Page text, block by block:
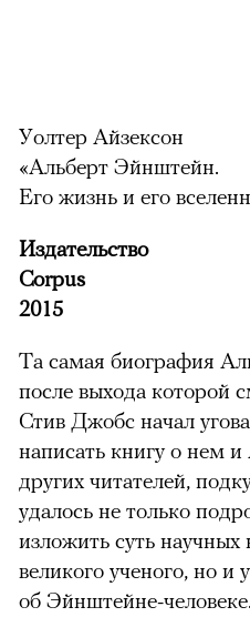
Уолтер Айзексон
«Альберт Эйнштейн.
Его жизнь и его
Издательство
Corpus
2015
Та самая биография
после выхода которой
Стив Джобс начал
написать книгу о нем
других читателей,
удалось не только
изложить суть
великого ученого, но и
об Эйнштейне-человеке.